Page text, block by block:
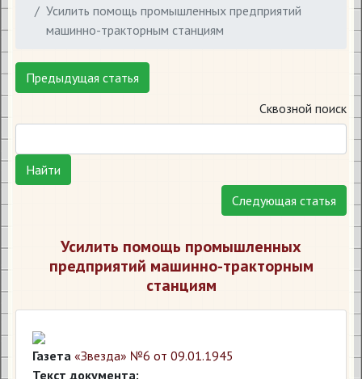
Усилить помощь промышленных предприятий
машинно-тракторным станциям
Предыдущая статья
Сквозной поиск
Найти
Следующая статья
Усилить помощь промышленных
предприятий машинно-тракторным
станциям
Газета «Звезда» №6 от 09.01.1945
Текст документа: